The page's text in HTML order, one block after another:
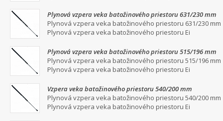
Plynová vzpera veka batožinového priestoru 631/230 mm
Plynová vzpera veka batožinového priestoru 631/230 mm
Plynová vzpera veka batožinového priestoru Ei
Plynová vzpera veka batožinového priestoru 515/196 mm
Plynová vzpera veka batožinového priestoru 515/196 mm
Plynová vzpera veka batožinového priestoru Ei
Vzpera veka batožinového priestoru 540/200 mm
Plynová vzpera veka batožinového priestoru 540/200 mm
Plynová vzpera veka batožinového priestoru Ei